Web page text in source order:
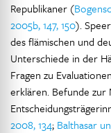
Republikaner (
2005b, 147, 150).
des flämischen und
Unterschiede in der
Fragen zu
erklären. Befunde
2008, 134; Balthasar